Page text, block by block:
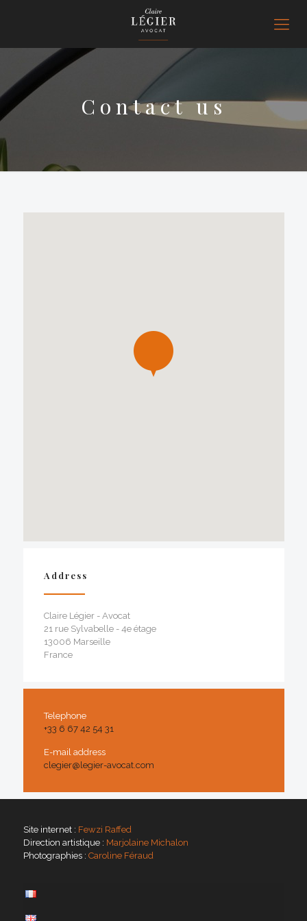
Contact us
Address
Claire Légier - Avocat
21 rue Sylvabelle - 4e étage
13006 Marseille
France
Telephone
+33 6 67 42 54 31
E-mail address
clegier@legier-avocat.com
Site internet : Fewzi Raffed
Direction artistique : Marjolaine Michalon
Photographies : Caroline Féraud